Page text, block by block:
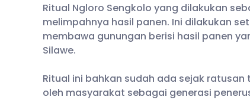
Ritual Ngloro Sengkolo yang dilakukan
melimpahnya hasil panen. Ini dilakukan
membawa gunungan berisi hasil panen
Silawe.
Ritual ini bahkan sudah ada sejak
oleh masyarakat sebagai generasi